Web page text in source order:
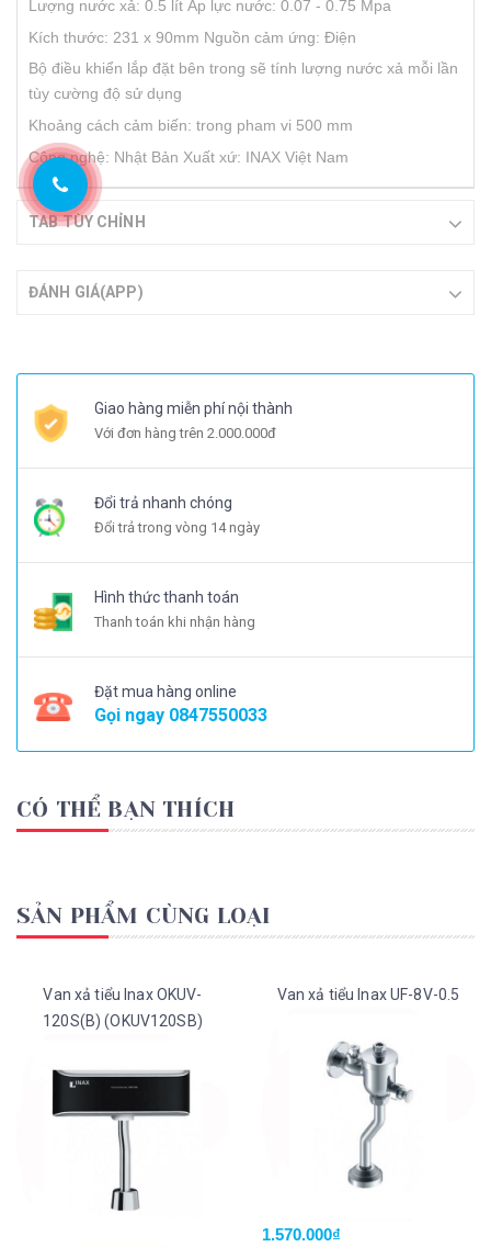
Lượng nước xả: 0.5 lít Áp lực nước: 0.07 - 0.75 Mpa
Kích thước: 231 x 90mm Nguồn cảm ứng: Điện
Bộ điều khiển lắp đặt bên trong sẽ tính lượng nước xả mỗi lần
tùy cường độ sử dụng
Khoảng cách cảm biến: trong pham vi 500 mm
Công nghệ: Nhật Bản Xuất xứ: INAX Việt Nam
TAB TÙY CHỈNH
ĐÁNH GIÁ(APP)
Giao hàng miễn phí nội thành
Với đơn hàng trên 2.000.000đ
Đổi trả nhanh chóng
Đổi trả trong vòng 14 ngày
Hình thức thanh toán
Thanh toán khi nhận hàng
Đặt mua hàng online
Gọi ngay 0847550033
CÓ THỂ BẠN THÍCH
SẢN PHẨM CÙNG LOẠI
Van xả tiểu Inax OKUV-
120S(B) (OKUV120SB)
Van xả tiểu Inax UF-8V-0.5
1.570.000₫